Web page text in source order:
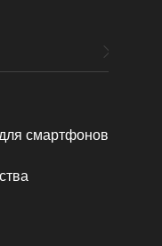
смартфонов